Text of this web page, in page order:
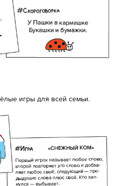
игры для всей семьи.